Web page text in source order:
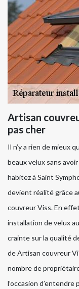
Artisan
pas cher
Il n’y a rien de mieux
beaux velux sans
habitez à Saint
devient réalité grâce
couvreur Viss. En
installation de velux
crainte sur la qualité
de Artisan couvreur
nombre de
l’occasion